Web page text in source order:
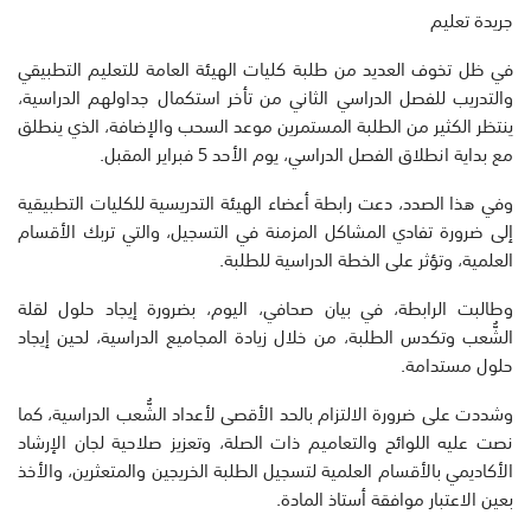
جريدة تعليم
في ظل تخوف العديد من طلبة كليات الهيئة العامة للتعليم التطبيقي
والتدريب للفصل الدراسي الثاني من تأخر استكمال جداولهم الدراسية،
ينتظر الكثير من الطلبة المستمرين موعد السحب والإضافة، الذي ينطلق
مع بداية انطلاق الفصل الدراسي، يوم الأحد 5 فبراير المقبل.
وفي هذا الصدد، دعت رابطة أعضاء الهيئة التدريسية للكليات التطبيقية
إلى ضرورة تفادي المشاكل المزمنة في التسجيل، والتي تربك الأقسام
العلمية، وتؤثر على الخطة الدراسية للطلبة.
وطالبت الرابطة، في بيان صحافي، اليوم، بضرورة إيجاد حلول لقلة
الشُّعب وتكدس الطلبة، من خلال زيادة المجاميع الدراسية، لحين إیجاد
حلول مستدامة.
وشددت على ضرورة الالتزام بالحد الأقصى لأعداد الشُّعب الدراسية، كما
نصت عليه اللوائح والتعاميم ذات الصلة، وتعزيز صلاحية لجان الإرشاد
الأكاديمي بالأقسام العلمية لتسجيل الطلبة الخريجين والمتعثرين، والأخذ
بعين الاعتبار موافقة أستاذ المادة.